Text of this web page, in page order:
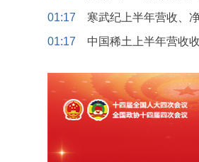
01:17
寒武纪上半年营收、
01:17
中国稀土上半年营收